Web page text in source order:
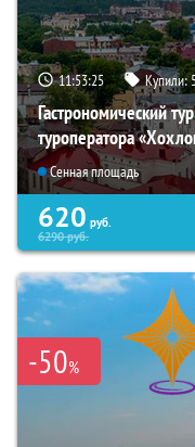
11:53:24 Купили:
Гастрономический
туроператора
Сенная площадь
620 руб.
6290руб.
-50%